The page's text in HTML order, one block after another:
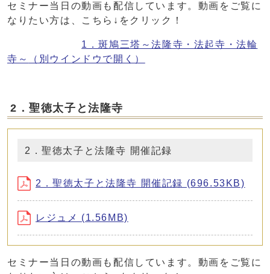
セミナー当日の動画も配信しています。動画をご覧に
なりたい方は、こちら↓をクリック！
1．斑鳩三塔～法隆寺・法起寺・法輪
寺～
（別ウインドウで開く）
2．聖徳太子と法隆寺
2．聖徳太子と法隆寺 開催記録
2．聖徳太子と法隆寺 開催記録 (696.53KB)
レジュメ (1.56MB)
セミナー当日の動画も配信しています。動画をご覧に